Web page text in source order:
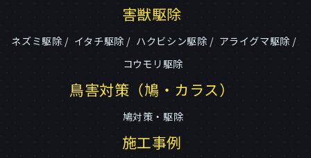
害獣駆除
ネズミ駆除 イタチ駆除 ハクビシン駆除
アライグマ駆除
コウモリ駆除
鳥害対策（鳩・カラス）
鳩対策・駆除
施工事例